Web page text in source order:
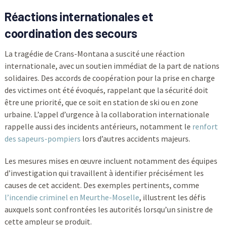
Réactions internationales et
coordination des secours
La tragédie de Crans-Montana a suscité une réaction
internationale, avec un soutien immédiat de la part de nations
solidaires. Des accords de coopération pour la prise en charge
des victimes ont été évoqués, rappelant que la sécurité doit
être une priorité, que ce soit en station de ski ou en zone
urbaine. L’appel d’urgence à la collaboration internationale
rappelle aussi des incidents antérieurs, notamment le renfort
des sapeurs-pompiers lors d’autres accidents majeurs.
Les mesures mises en œuvre incluent notamment des équipes
d’investigation qui travaillent à identifier précisément les
causes de cet accident. Des exemples pertinents, comme
l’incendie criminel en Meurthe-Moselle, illustrent les défis
auxquels sont confrontées les autorités lorsqu’un sinistre de
cette ampleur se produit.